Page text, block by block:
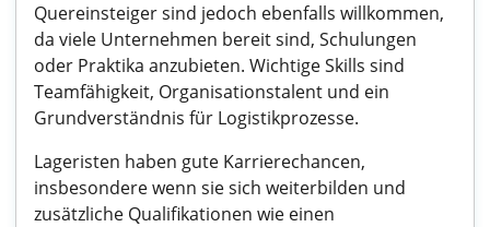
Quereinsteiger sind jedoch ebenfalls willkommen,
da viele Unternehmen bereit sind, Schulungen
oder Praktika anzubieten. Wichtige Skills sind
Teamfähigkeit, Organisationstalent und ein
Grundverständnis für Logistikprozesse.
Lageristen haben gute Karrierechancen,
insbesondere wenn sie sich weiterbilden und
zusätzliche Qualifikationen wie einen